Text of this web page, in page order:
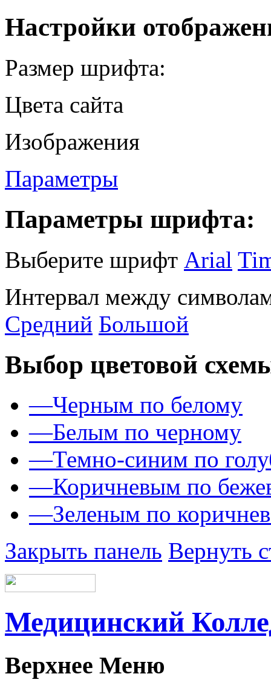
Настройки
Размер шрифта:
Цвета сайта
Изображения
Параметры
Параметры шрифта:
Выберите шрифт Arial
Интервал между
Средний Большой
Выбор цветовой
—Черным по белому
—Белым по черному
—Темно-синим по
—Коричневым по
—Зеленым по
Закрыть панель Вернуть
Медицинский
Верхнее Меню